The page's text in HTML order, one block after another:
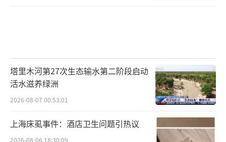
塔里木河第27次生态输水第二阶段启动
活水滋养绿洲
2026-08-07 00:53:01
上海床虱事件：酒店卫生问题引热议
2026-08-06 18:30:09